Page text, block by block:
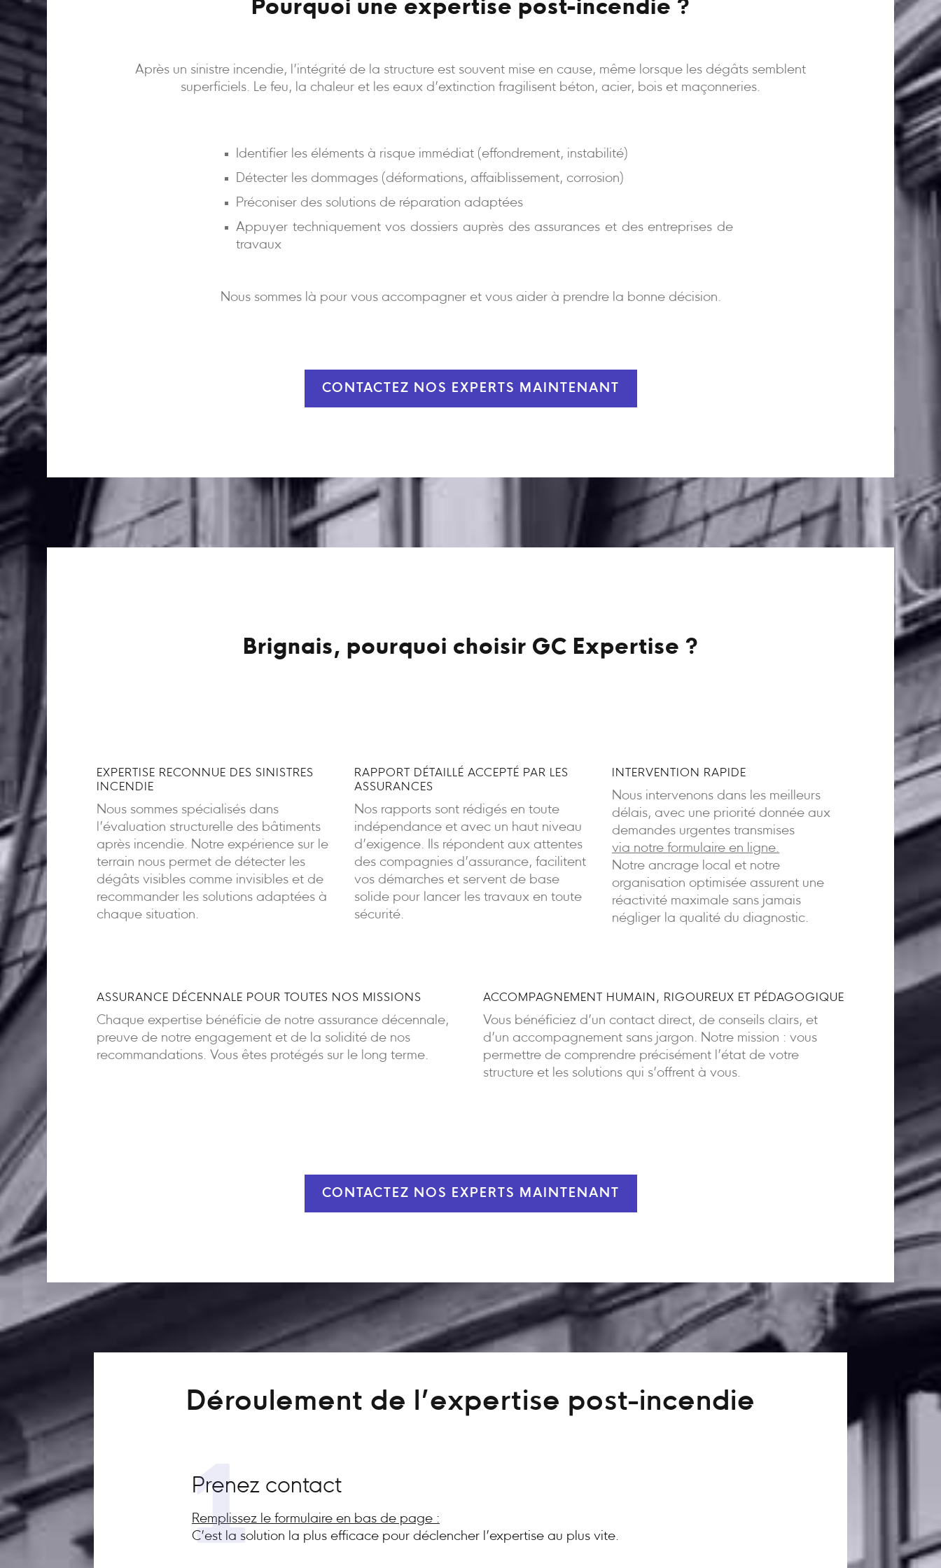
Pourquoi une expertise post-incendie ?
Après un sinistre incendie, l’intégrité de la structure est souvent mise en cause, même lorsque les dégâts semblent
superficiels. Le feu, la chaleur et les eaux d’extinction fragilisent béton, acier, bois et maçonneries.
Identifier les éléments à risque immédiat (effondrement, instabilité)
Détecter les dommages (déformations, affaiblissement, corrosion)
Préconiser des solutions de réparation adaptées
Appuyer techniquement vos dossiers auprès des assurances et des entreprises de
travaux
Nous sommes là pour vous accompagner et vous aider à prendre la bonne décision.
CONTACTEZ NOS EXPERTS MAINTENANT
Brignais, pourquoi choisir GC Expertise ?
EXPERTISE RECONNUE DES SINISTRES
INCENDIE
Nous sommes spécialisés dans
l’évaluation structurelle des bâtiments
après incendie. Notre expérience sur le
terrain nous permet de détecter les
dégâts visibles comme invisibles et de
recommander les solutions adaptées à
chaque situation.
RAPPORT DÉTAILLÉ ACCEPTÉ PAR LES
ASSURANCES
Nos rapports sont rédigés en toute
indépendance et avec un haut niveau
d’exigence. Ils répondent aux attentes
des compagnies d’assurance, facilitent
vos démarches et servent de base
solide pour lancer les travaux en toute
sécurité.
INTERVENTION RAPIDE
Nous intervenons dans les meilleurs
délais, avec une priorité donnée aux
demandes urgentes transmises
via notre formulaire en ligne.
Notre ancrage local et notre
organisation optimisée assurent une
réactivité maximale sans jamais
négliger la qualité du diagnostic.
ASSURANCE DÉCENNALE POUR TOUTES NOS MISSIONS
Chaque expertise bénéficie de notre assurance décennale,
preuve de notre engagement et de la solidité de nos
recommandations. Vous êtes protégés sur le long terme.
ACCOMPAGNEMENT HUMAIN, RIGOUREUX ET PÉDAGOGIQUE
Vous bénéficiez d’un contact direct, de conseils clairs, et
d’un accompagnement sans jargon. Notre mission : vous
permettre de comprendre précisément l’état de votre
structure et les solutions qui s’offrent à vous.
CONTACTEZ NOS EXPERTS MAINTENANT
Déroulement de l’expertise post-incendie
1
Prenez contact
Remplissez le formulaire en bas de page :
C’est la solution la plus efficace pour déclencher l’expertise au plus vite.